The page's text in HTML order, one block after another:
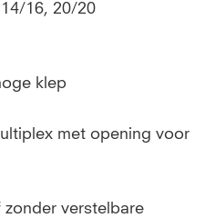
16, 20/20
klep
met opening voor
verstelbare